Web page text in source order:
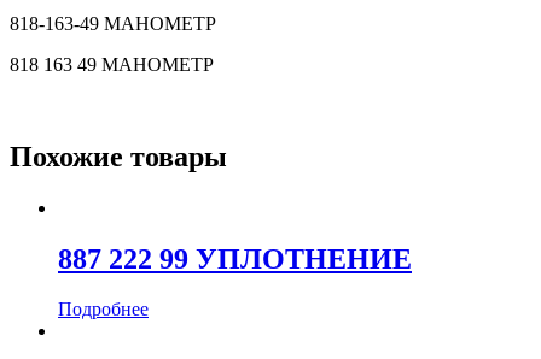
818-163-49 МАНОМЕТР
818 163 49 МАНОМЕТР
Похожие товары
887 222 99 УПЛОТНЕНИЕ
Подробнее